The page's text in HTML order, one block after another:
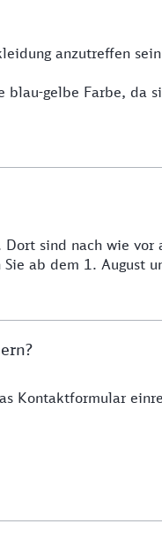
anzutreffen
gelbe Farbe, da
sind nach wie
ab dem 1. August
Kontaktformular